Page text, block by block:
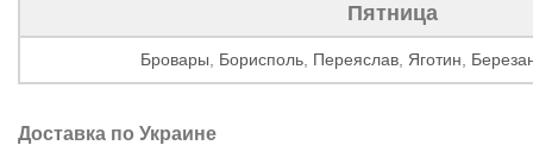
Пятница
Бровары Борисполь Переяслав Яготин
Доставка по Украине